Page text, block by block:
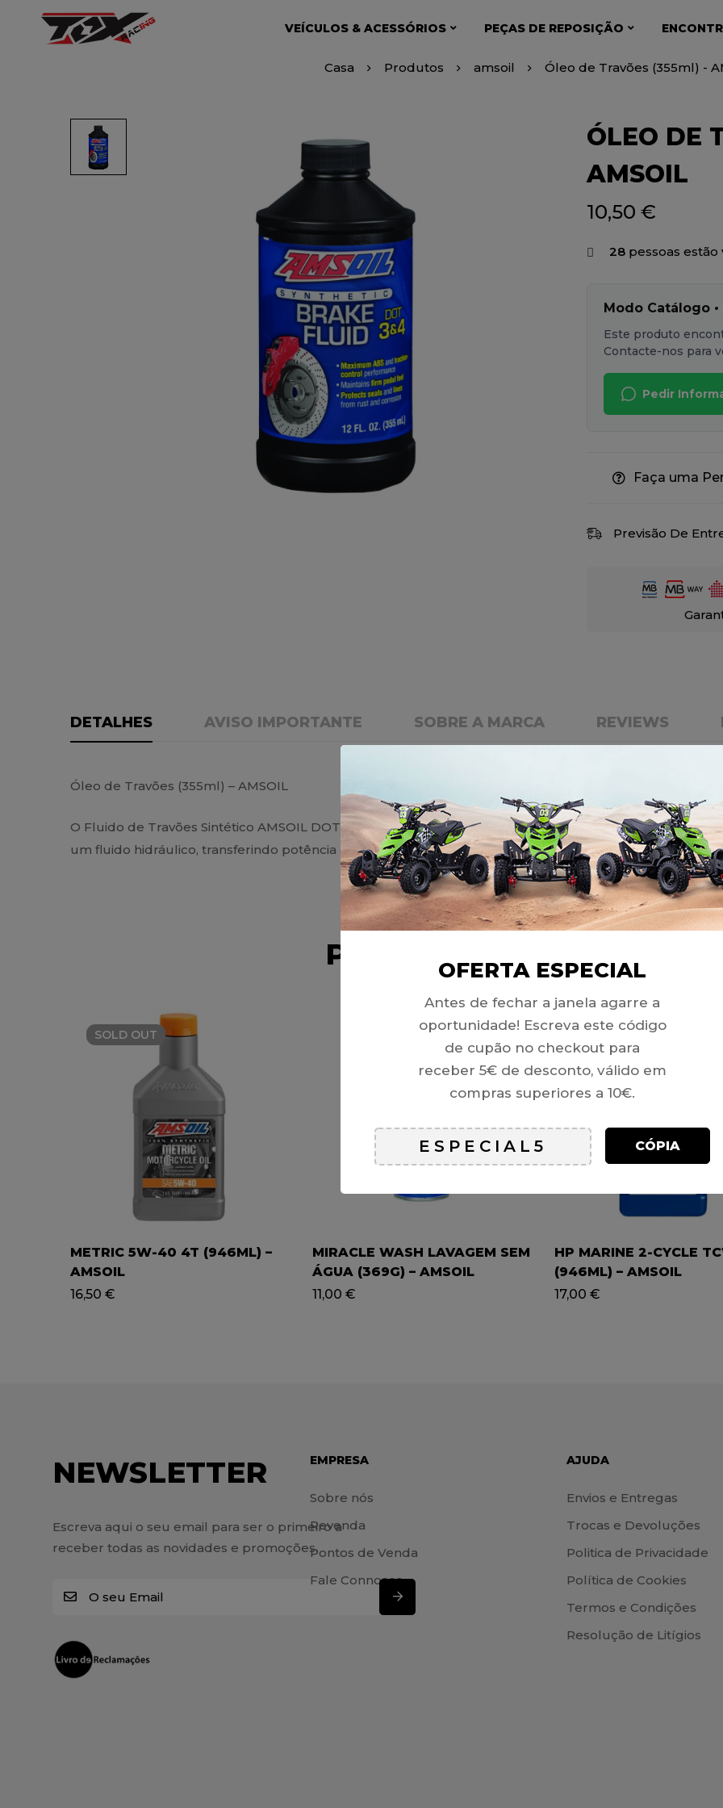
VEÍCULOS & ACESSÓRIOS PEÇAS DE REPOSIÇÃO
Casa Produtos amsoil Óleo de Travões (355ml) -
ÓLEO DE
AMSOIL
10,50 €
20 pessoas
Modo Catálogo
Este produto
Contacte-nos para
Pedir
Faça uma
Previsão De
DETALHES AVISO IMPORTANTE SOBRE A MARCA REVIEWS
Óleo de Travões (355ml) – AMSOIL
O Fluido de Travões Sintético AMSOIL DOT 3 & 4 mantém o máximo desempenho do ABS e do
um fluido hidráulico, transferindo potência e lubrificando os componentes do sistema de travagem, ao
PRODUTOS
SOLD OUT
METRIC 5W-40 4T (946ML) –
AMSOIL
16,50 €
MIRACLE WASH LAVAGEM SEM
ÁGUA (369G) – AMSOIL
11,00 €
HP MARINE 2-CYCLE
(946ML) – AMSOIL
17,00 €
NEWSLETTER
Escreva aqui o seu email para ser o primeiro a
receber todas as novidades e promoções.
EMPRESA
Sobre nós
Revenda
Pontos de Venda
Fale Connosco
AJUDA
Envios e Entregas
Trocas e Devoluções
Politica de Privacidade
Política de Cookies
Termos e Condições
Resolução de Litígios
OFERTA ESPECIAL
Antes de fechar a janela agarre a
oportunidade! Escreva este código
de cupão no checkout para
receber 5€ de desconto, válido em
compras superiores a 10€.
CÓPIA